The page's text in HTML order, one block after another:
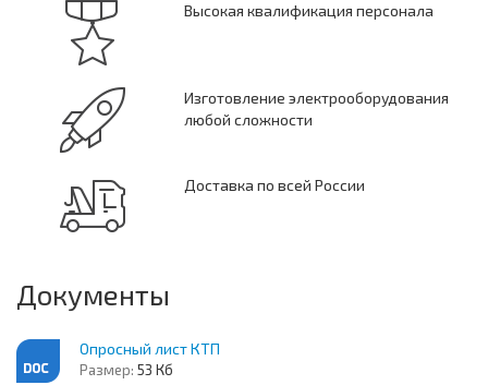
Высокая квалификация персонала
Изготовление электрооборудования
любой сложности
Доставка по всей России
Документы
Опросный лист КТП
Размер: 53 Кб